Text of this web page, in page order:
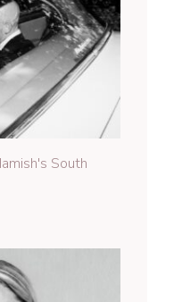
South